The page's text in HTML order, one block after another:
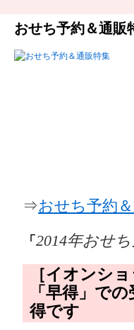
おせち予約＆通販
⇒おせち予約
「 2014年おせち
［イオンシ
「早得」で
得です